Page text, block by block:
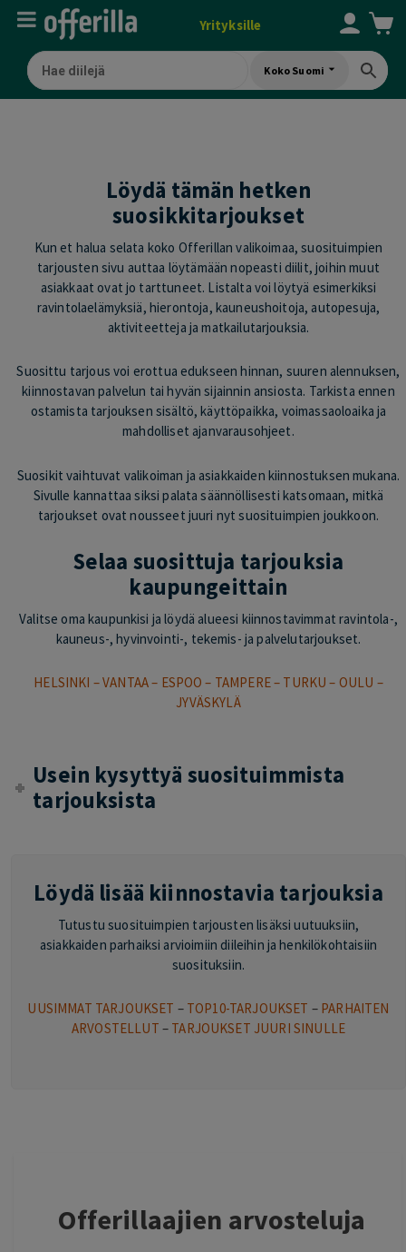
Yrityksille
Koko Suomi
Löydä tämän hetken
suosikkitarjoukset
Kun et halua selata koko Offerillan valikoimaa, suosituimpien
tarjousten sivu auttaa löytämään nopeasti diilit, joihin muut
asiakkaat ovat jo tarttuneet. Listalta voi löytyä esimerkiksi
ravintolaelämyksiä, hierontoja, kauneushoitoja, autopesuja,
aktiviteetteja ja matkailutarjouksia.
Suosittu tarjous voi erottua edukseen hinnan, suuren alennuksen,
kiinnostavan palvelun tai hyvän sijainnin ansiosta. Tarkista ennen
ostamista tarjouksen sisältö, käyttöpaikka, voimassaoloaika ja
mahdolliset ajanvarausohjeet.
Suosikit vaihtuvat valikoiman ja asiakkaiden kiinnostuksen mukana.
Sivulle kannattaa siksi palata säännöllisesti katsomaan, mitkä
tarjoukset ovat nousseet juuri nyt suosituimpien joukkoon.
Selaa suosittuja tarjouksia
kaupungeittain
Valitse oma kaupunkisi ja löydä alueesi kiinnostavimmat ravintola-,
kauneus-, hyvinvointi-, tekemis- ja palvelutarjoukset.
HELSINKI –VANTAA– ESPOO – TAMPERE– TURKU – OULU –
JYVÄSKYLÄ
Usein kysyttyä suosituimmista
tarjouksista
Löydä lisää kiinnostavia tarjouksia
Tutustu suosituimpien tarjousten lisäksi uutuuksiin,
asiakkaiden parhaiksi arvioimiin diileihin ja henkilökohtaisiin
suosituksiin.
UUSIMMAT TARJOUKSET – TOP10-TARJOUKSET – PARHAITEN
ARVOSTELLUT – TARJOUKSET JUURI SINULLE
Offerillaajien arvosteluja